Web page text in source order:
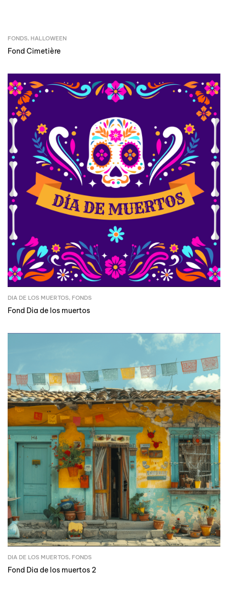
FONDS, HALLOWEEN
Fond Cimetière
DIA DE LOS MUERTOS, FONDS
Fond Dia de los muertos
DIA DE LOS MUERTOS, FONDS
Fond Dia de los muertos 2